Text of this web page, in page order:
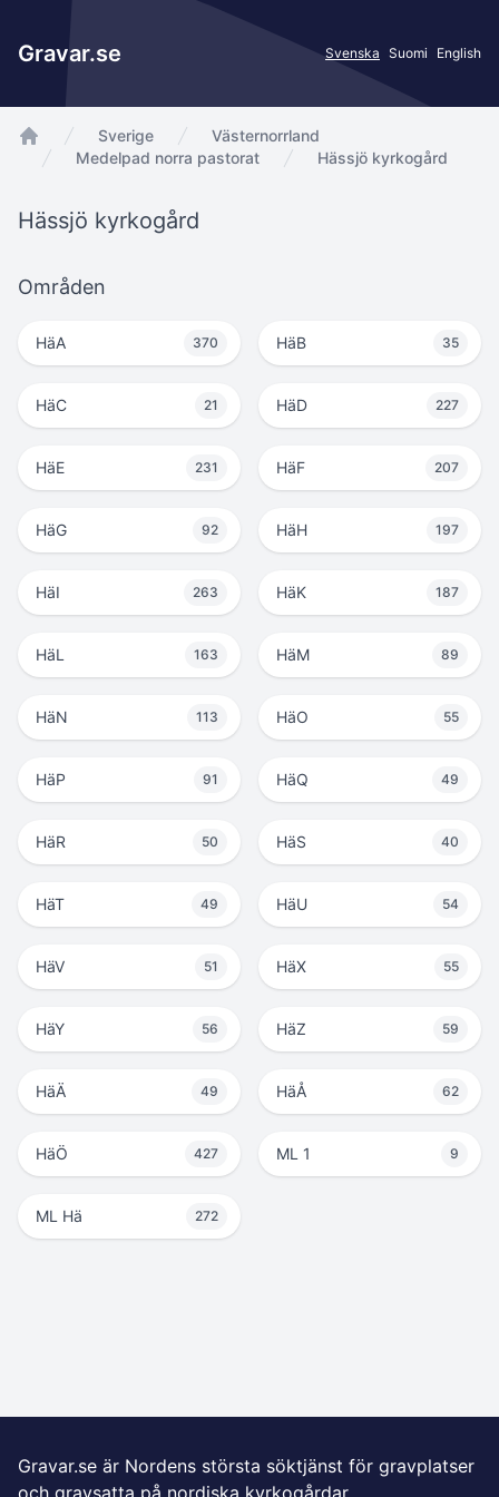
Gravar.se Svenska Suomi English
app.Start
Sverige
Västernorrland
Medelpad norra pastorat
Hässjö kyrkogård
Hässjö kyrkogård
Områden
HäA 370 HäB 35
HäC 21 HäD 227
HäE 231 HäF 207
HäG 92 HäH 197
HäI 263 HäK 187
HäL 163 HäM 89
HäN 113 HäO 55
HäP 91 HäQ 49
HäR 50 HäS 40
HäT 49 HäU 54
HäV 51 HäX 55
HäY 56 HäZ 59
HäÄ 49 HäÅ 62
HäÖ 427 ML 1 9
ML Hä 272
Gravar.se är Nordens största söktjänst för gravplatser
och gravsatta på nordiska kyrkogårdar.